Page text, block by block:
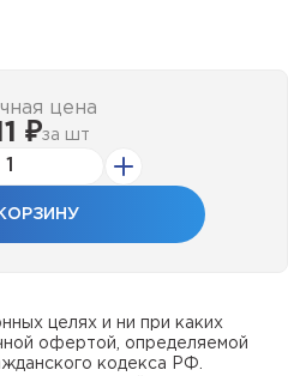
цена
₽за шт
целях и ни при каких
офертой, определяемой
кодекса РФ.